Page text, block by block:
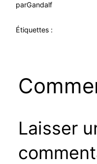
parGandalf
Étiquettes :
Laisser